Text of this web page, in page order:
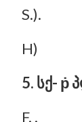
S.).
H)
5. სქ- ṗ
F. .